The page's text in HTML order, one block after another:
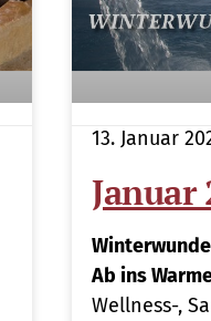
Januar
Ab ins
Wellness-,
13. Januar